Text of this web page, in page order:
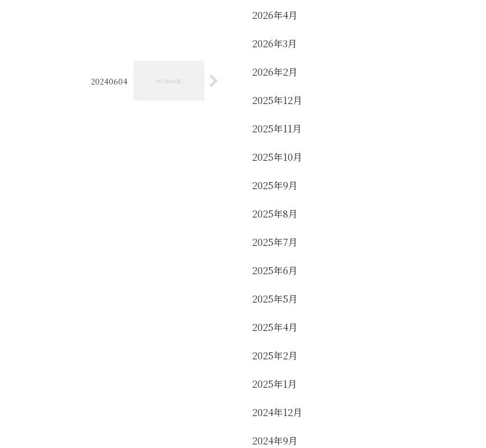
20240604
2026年4月
2026年3月
2026年2月
2025年12月
2025年11月
2025年10月
2025年9月
2025年8月
2025年7月
2025年6月
2025年5月
2025年4月
2025年2月
2025年1月
2024年12月
2024年9月